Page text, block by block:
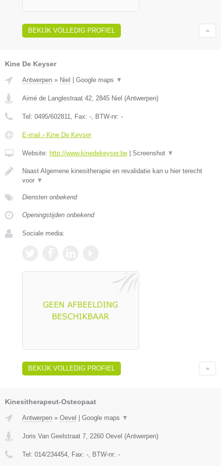
BEKIJK VOLLEDIG PROFIEL
Kine De Keyser
Antwerpen » Niel Google maps ▼
Aimé de Langlestraat 42 2845 Niel (Antwerpen)
Tel: 0495/602811 , Fax: - , BTW-nr: -
E-mail › Kine De Keyser
Website: http://www.kinedekeyser.be Screenshot ▼
Naast Algemene kinesitherapie en revalidatie kan u hier terecht
voor ▼
Diensten onbekend
Openingstijden onbekend
Sociale media:
BEKIJK VOLLEDIG PROFIEL
Kinesitherapeut-Osteopaat
Antwerpen » Oevel | Google maps ▼
Joris Van Geelstraat 7 2260 Oevel (Antwerpen)
Tel: 014/234454 , Fax: - , BTW-nr: -